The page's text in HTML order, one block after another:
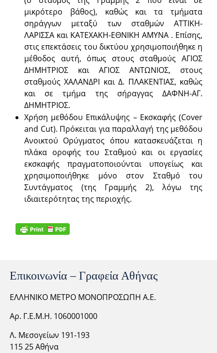
μικρότερο βάθος), καθώς και τα τμήματα
σηράγγων μεταξύ των σταθμών ΑΤΤΙΚΗ-
ΛΑΡΙΣΣΑ και ΚΑΤΕΧΑΚΗ-ΕΘΝΙΚΗ ΑΜΥΝΑ . Επίσης,
στις επεκτάσεις του δικτύου χρησιμοποιήθηκε η
μέθοδος αυτή, όπως στους σταθμούς ΑΓΙΟΣ
ΔΗΜΗΤΡΙΟΣ και ΑΓΙΟΣ ΑΝΤΩΝΙΟΣ, στους
σταθμούς ΧΑΛΑΝΔΡΙ και Δ. ΠΛΑΚΕΝΤΙΑΣ, καθώς
και σε τμήμα της σήραγγας ΔΑΦΝΗ-ΑΓ.
ΔΗΜΗΤΡΙΟΣ.
Χρήση μεθόδου Επικάλυψης – Εκσκαφής (Cover
and Cut). Πρόκειται για παραλλαγή της μεθόδου
Ανοικτού Ορύγματος όπου κατασκευάζεται η
πλάκα οροφής του Σταθμού και οι εργασίες
εκσκαφής πραγματοποιούνται υπογείως και
χρησιμοποιήθηκε μόνο στον Σταθμό του
Συντάγματος (της Γραμμής 2), λόγω της
ιδιαιτερότητας της περιοχής.
Επικοινωνία – Γραφεία Αθήνας
ΕΛΛΗΝΙΚΟ ΜΕΤΡΟ ΜΟΝΟΠΡΟΣΩΠΗ Α.Ε.
Αρ. Γ.Ε.Μ.Η. 1060001000
Λ. Μεσογείων 191-193
115 25 Αθήνα